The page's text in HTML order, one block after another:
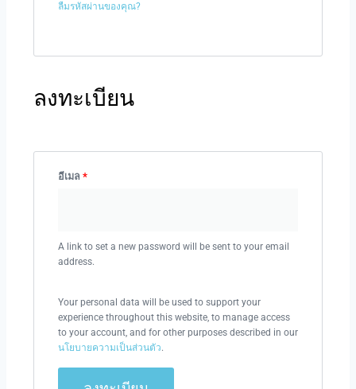
ลืมรหัสผ่านของคุณ?
ลงทะเบียน
อีเมล *
A link to set a new password will be sent to your email
address.
Your personal data will be used to support your
experience throughout this website, to manage access
to your account, and for other purposes described in our
นโยบายความเป็นส่วนตัว.